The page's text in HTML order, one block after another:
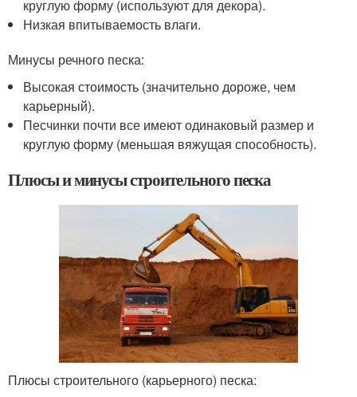
круглую форму (используют для декора).
Низкая впитываемость влаги.
Минусы речного песка:
Высокая стоимость (значительно дороже, чем
карьерный).
Песчинки почти все имеют одинаковый размер и
круглую форму (меньшая вяжущая способность).
Плюсы и минусы строительного песка
Плюсы строительного (карьерного) песка: